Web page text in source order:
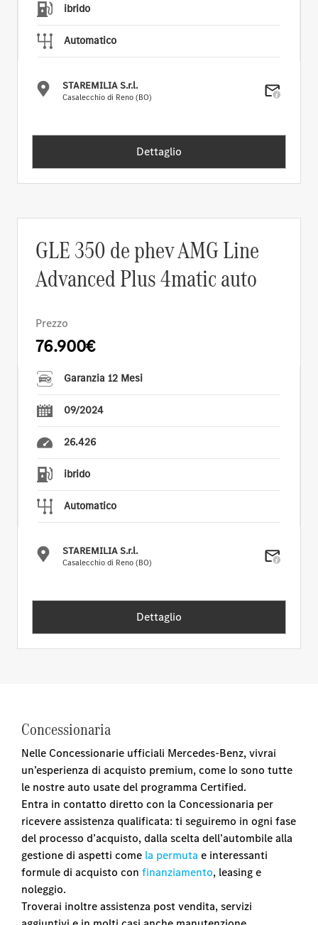
ibrido
Automatico
STAREMILIA S.r.l.
Casalecchio di Reno (BO)
Dettaglio
GLE 350 de phev AMG Line
Advanced Plus 4matic auto
Prezzo
76.900€
Garanzia 12 Mesi
09/2024
26.426
ibrido
Automatico
STAREMILIA S.r.l.
Casalecchio di Reno (BO)
Dettaglio
Concessionaria
Nelle Concessionarie ufficiali Mercedes-Benz, vivrai
un’esperienza di acquisto premium, come lo sono tutte
le nostre auto usate del programma Certified.
Entra in contatto diretto con la Concessionaria per
ricevere assistenza qualificata: ti seguiremo in ogni fase
del processo d’acquisto, dalla scelta dell’autombile alla
gestione di aspetti come la permuta e interessanti
formule di acquisto con finanziamento, leasing e
noleggio.
Troverai inoltre assistenza post vendita, servizi